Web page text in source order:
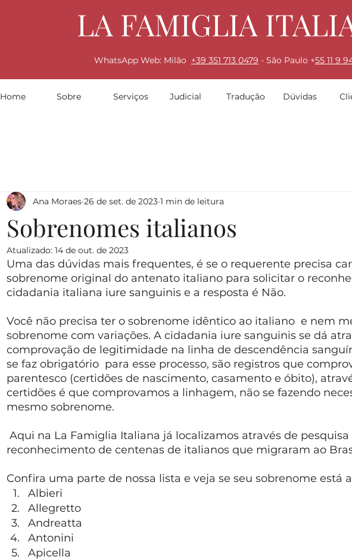
LA FAMIGLIA
WhatsApp Web: Milão +39 351 713 0479 - São Paulo +55 11 9
Home Sobre Serviços Judicial Tradução Dúvidas
Sobrenomes italianos
Ana Moraes 26 de set. de 2023 1 min de leitura
Atualizado: 14 de out. de 2023
Uma das dúvidas mais frequentes, é se o requerente precisa
sobrenome original do antenato italiano para solicitar o
cidadania italiana iure sanguinis e a resposta é Não.
Você não precisa ter o sobrenome idêntico ao italiano  e nem
sobrenome com variações. A cidadania iure sanguinis se dá
comprovação de legitimidade na linha de descendência
se faz obrigatório  para esse processo, são registros que
parentesco (certidões de nascimento, casamento e óbito),
certidões é que comprovamos a linhagem, não se fazendo
mesmo sobrenome.
reconhecimento de centenas de italianos que migraram ao
Confira uma parte de nossa lista e veja se seu sobrenome está
Albieri
Allegretto
Andreatta
Antonini
Apicella